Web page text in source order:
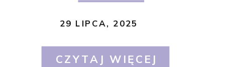
CZYTAJ WIĘCEJ
29 LIPCA, 2025